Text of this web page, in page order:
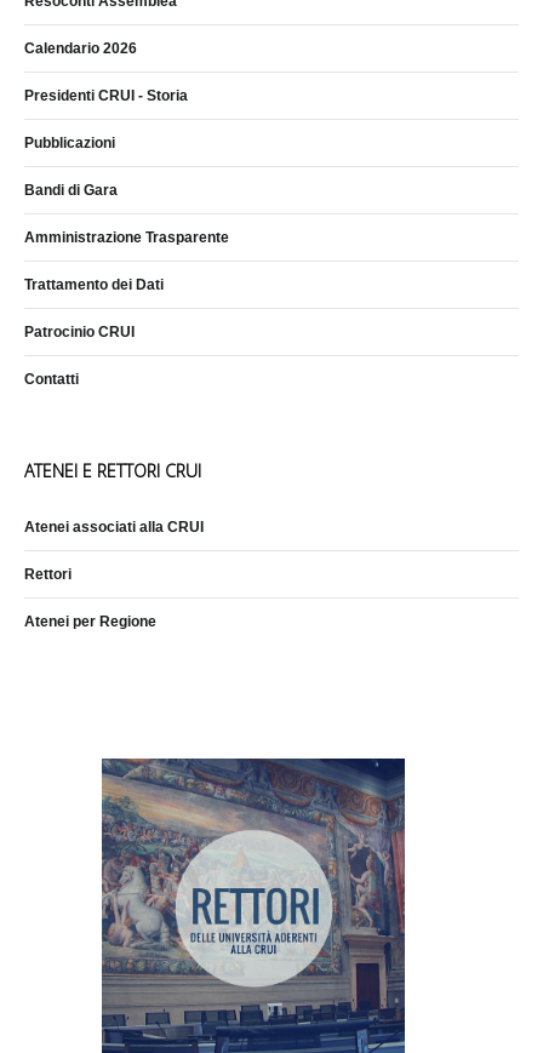
Calendario 2026
Presidenti CRUI - Storia
Pubblicazioni
Bandi di Gara
Amministrazione Trasparente
Trattamento dei Dati
Patrocinio CRUI
Contatti
ATENEI E RETTORI CRUI
Atenei associati alla CRUI
Rettori
Atenei per Regione